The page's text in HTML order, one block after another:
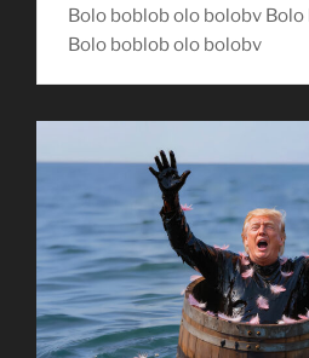
Bolo boblob olo bolobv
Bolo boblob olo bolobv